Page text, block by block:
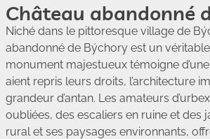
Château abandonné
Niché dans le pittoresque village de
abandonné de Býchory est un
monument majestueux témoigne
aient repris leurs droits, l’architecture
grandeur d’antan. Les amateurs
oubliées, des escaliers en ruine et des
rural et ses paysages environnants,